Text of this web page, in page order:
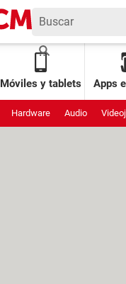
Móviles y tablets Apps
Hardware Audio